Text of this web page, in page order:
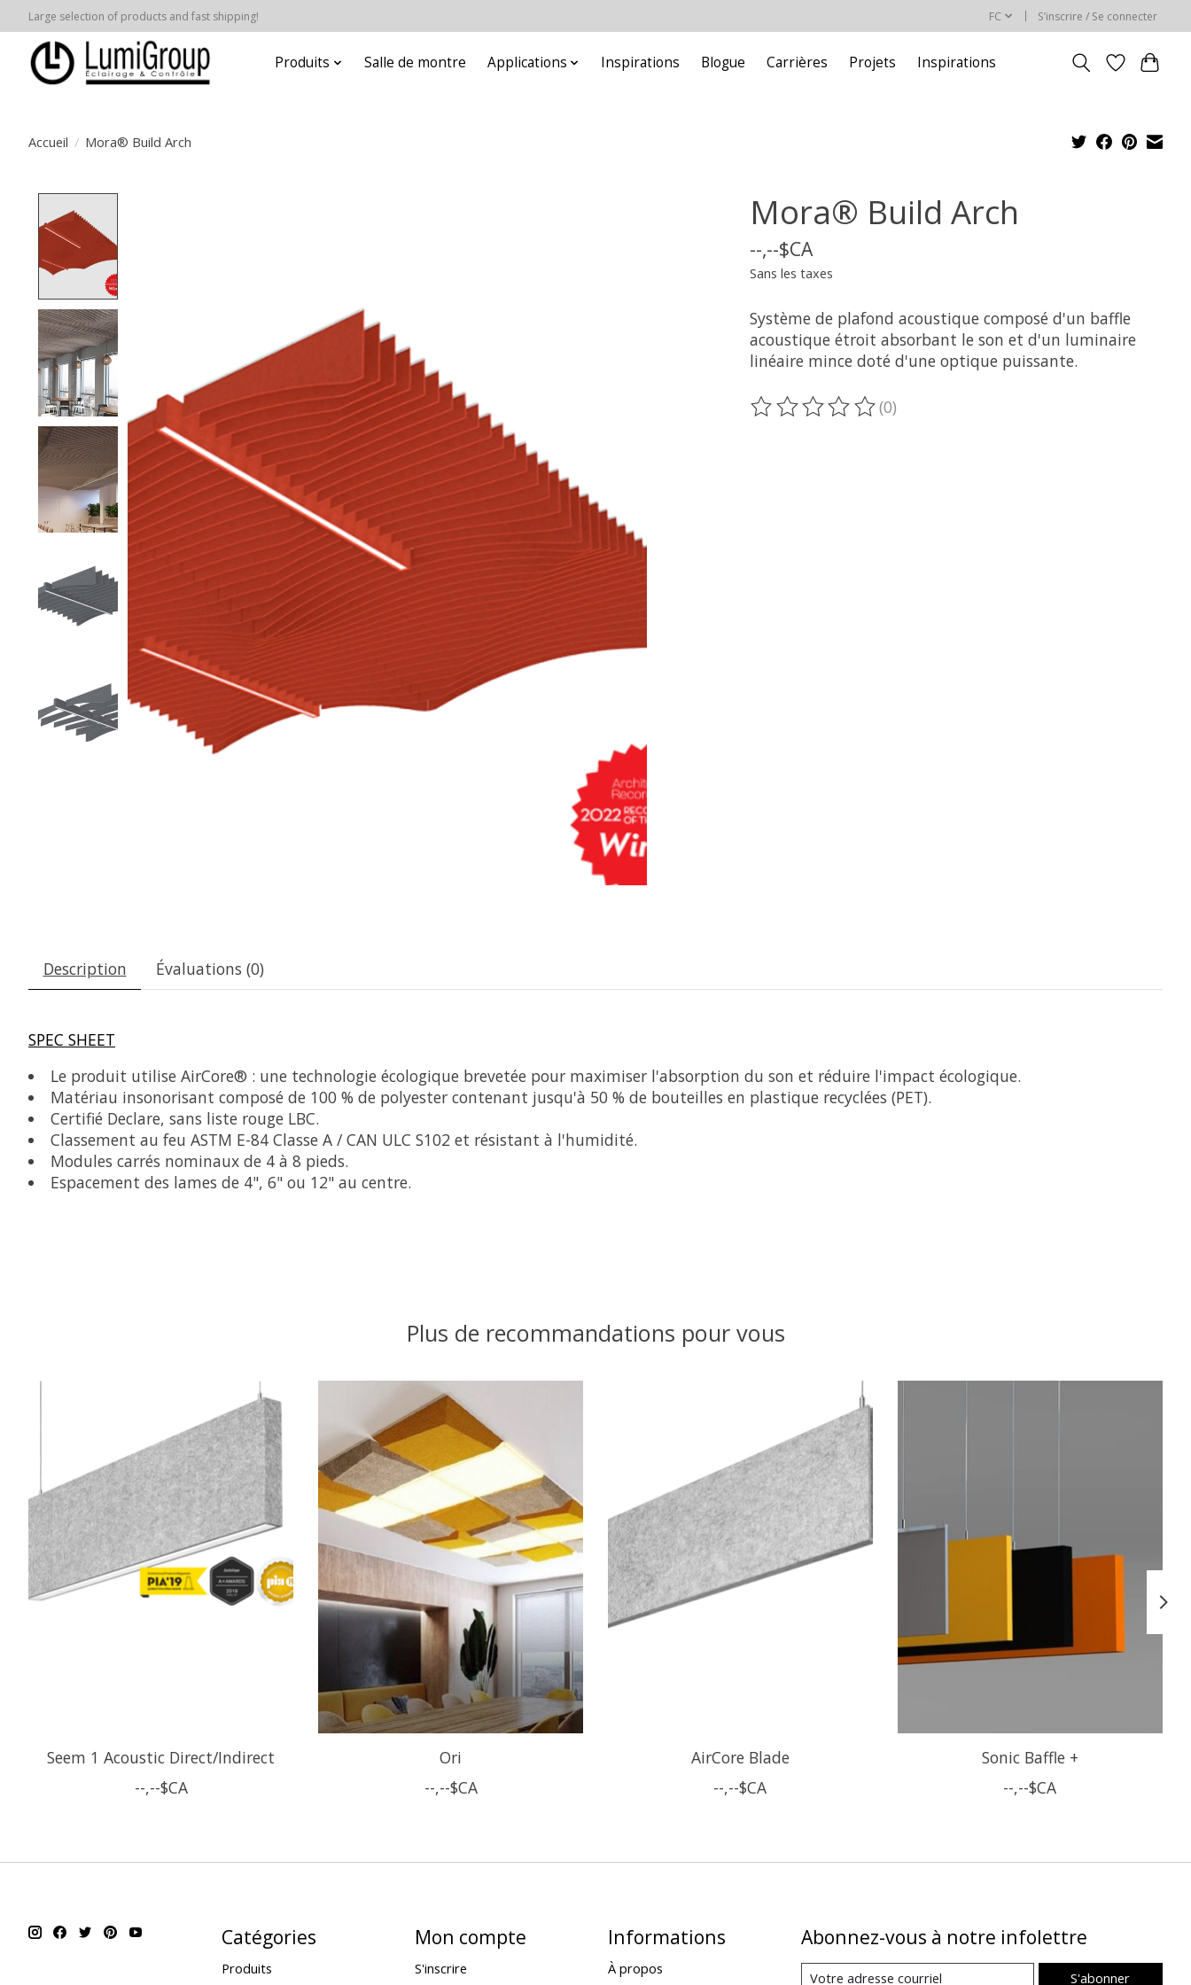
Large selection of products and fast shipping! FC S’inscrire / Se connecter
Produits Salle de montre Applications Inspirations Blogue Carrières Projets Inspirations
Accueil / Mora® Build Arch
Mora® Build Arch
--,--$CA
Sans les taxes
Système de plafond acoustique composé d'un baffle
acoustique étroit absorbant le son et d'un luminaire
linéaire mince doté d'une optique puissante.
Ce produit est évalué à
(0)
Description Évaluations (0)
SPEC SHEET
Le produit utilise AirCore® : une technologie écologique brevetée pour maximiser l'absorption du son et réduire l'impact écologique.
Matériau insonorisant composé de 100 % de polyester contenant jusqu'à 50 % de bouteilles en plastique recyclées (PET).
Certifié Declare, sans liste rouge LBC.
Classement au feu ASTM E-84 Classe A / CAN ULC S102 et résistant à l'humidité.
Modules carrés nominaux de 4 à 8 pieds.
Espacement des lames de 4", 6" ou 12" au centre.
Plus de recommandations pour vous
Articles du carrousel de produits
Seem 1 Acoustic Direct/Indirect
--,--$CA
Ori
--,--$CA
AirCore Blade
--,--$CA
Sonic Baffle +
--,--$CA
Catégories
Produits
Mon compte
S'inscrire
Informations
À propos
Abonnez-vous à notre infolettre
S'abonner